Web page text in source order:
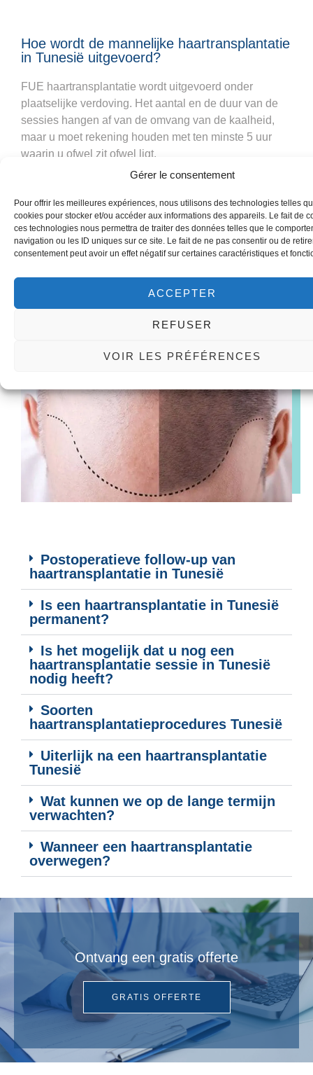
Gérer le consentement
Pour offrir les meilleures expériences, nous utilisons des technologies telles
cookies pour stocker et/ou accéder aux informations des appareils. Le fait de
ces technologies nous permettra de traiter des données telles que le
navigation ou les ID uniques sur ce site. Le fait de ne pas consentir ou de
consentement peut avoir un effet négatif sur certaines caractéristiques et
ACCEPTER
REFUSER
VOIR LES PRÉFÉRENCES
Hoe wordt de mannelijke haartransplantatie
in Tunesië uitgevoerd?
FUE haartransplantatie wordt uitgevoerd onder
plaatselijke verdoving. Het aantal en de duur van de
sessies hangen af van de omvang van de kaalheid,
maar u moet rekening houden met ten minste 5 uur
waarin u ofwel zit ofwel ligt.
De arts begint met het verwijderen van de bollen aan
de achterkant van het hoofd met een klein scalpel (1
tot 0,7 mm in diameter). Vervolgens plaatst hij ze
rechtstreeks in de op te vullen ruimte, waarbij hij
ervoor zorgt dat ze zo strak mogelijk worden geplaatst
Postoperatieve follow-up van
haartransplantatie in Tunesië
Is een haartransplantatie in Tunesië
permanent?
Is het mogelijk dat u nog een
haartransplantatie sessie in Tunesië
nodig heeft?
Soorten
haartransplantatieprocedures Tunesië
Uiterlijk na een haartransplantatie
Tunesië
Wat kunnen we op de lange termijn
verwachten?
Wanneer een haartransplantatie
overwegen?
Ontvang een gratis offerte
GRATIS OFFERTE